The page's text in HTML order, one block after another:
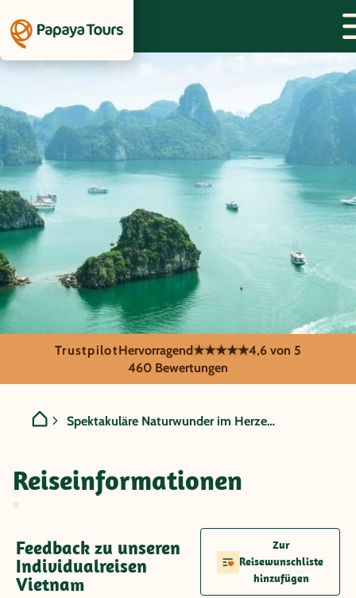
Vietnam - Spektakuläre
TrustpilotHervorragend★★★★★4,6 von 5
460 Bewertungen
Spektakuläre Naturwunder im Herzen Vietnams
Reiseinformationen
Feedback zu unseren
Individualreisen
Vietnam
Zur
Reisewunschliste
hinzufügen